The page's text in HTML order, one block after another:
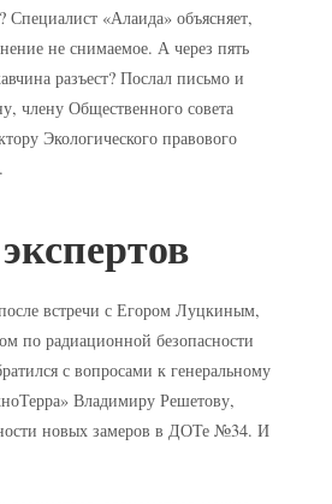
Специалист «Алаида» объясняет,
не снимаемое. А через пять
разъест? Послал письмо и
члену Общественного совета
Экологического правового
встречи с Егором Луцкиным,
по радиационной безопасности
с вопросами к генеральному
Владимиру Решетову,
новых замеров в ДОТе №34. И